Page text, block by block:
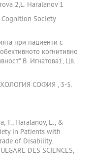
2,L. Haralanov 1
Society
при пациенти с
когнитивно
В. Игнатова1, Цв.
СОФИЯ , 3-5.
T., Haralanov, L., &
in Patients with
of Disability.
DES SCIENCES,